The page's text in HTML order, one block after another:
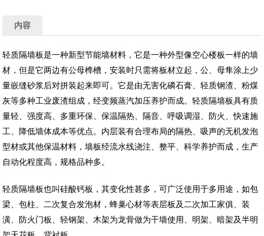
内容
轻质隔墙板是一种新型节能墙材料，它是一种外型像空心楼板一样的墙
材，但是它两边有公母榫槽，安装时只需将板材立起，公、母隼涂上少
量嵌缝砂浆后对拼装起来即可。它是由无害化磷石膏、轻质钢渣、粉煤
灰等多种工业废渣组成，经变频蒸汽加压养护而成。轻质隔墙板具有质
量轻、强度高、多重环保、保温隔热、隔音、呼吸调湿、防火、快速施
工、降低墙体成本等优点。内层装有合理布局的隔热、吸声的无机发泡
型材或其他保温材料，墙板经流水线浇注、整平、科学养护而成，生产
自动化程度高，规格品种多。
轻质隔墙板也叫硅酸钙板，其变化性甚多，可广泛使用于多用途，如包
梁、包柱、二次复合发泡材，蜂巢心材等表层板及二次加工家俱、装
潢、防火门板、轻钢架、木架为龙骨做为干墙使用、明架、暗架及半明